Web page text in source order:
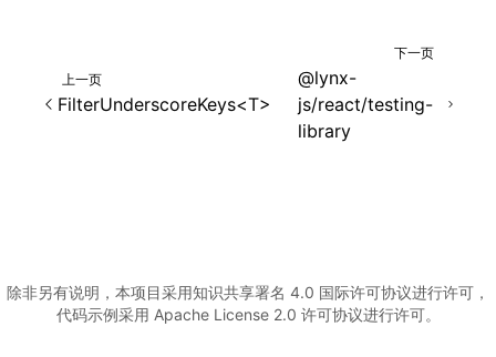
上一页
FilterUnderscoreKeys<T>
下一页
@lynx-
js/react/testing-
library
除非另有说明，本项目采用知识共享署名 4.0 国际许可协议进行许可，
代码示例采用 Apache License 2.0 许可协议进行许可。